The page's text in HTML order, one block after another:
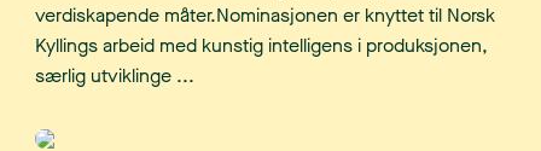
verdiskapende måter.Nominasjonen er knyttet til Norsk
Kyllings arbeid med kunstig intelligens i produksjonen,
særlig utviklinge ...